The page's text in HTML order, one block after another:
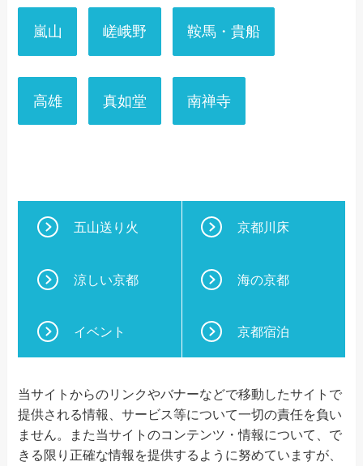
嵐山 嵯峨野 鞍馬・貴船
高雄 真如堂 南禅寺
五山送り火 京都川床
涼しい京都 海の京都
イベント 京都宿泊
当サイトからのリンクやバナーなどで移動したサイトで
提供される情報、サービス等について一切の責任を負い
ません。また当サイトのコンテンツ・情報について、で
きる限り正確な情報を提供するように努めていますが、